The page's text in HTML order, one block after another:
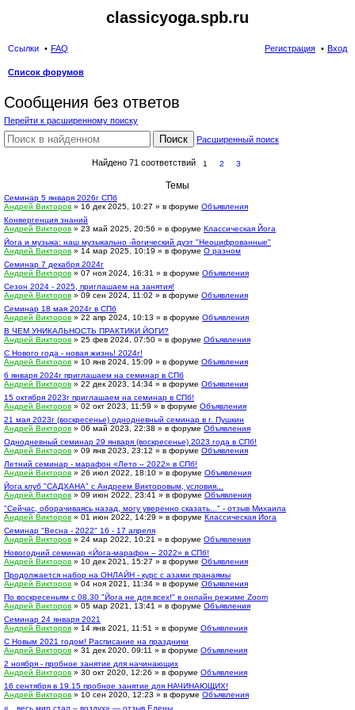
classicyoga.spb.ru
Ссылки FAQ Вход
Регистрация
Список форумов
Сообщения без ответов
Перейти к расширенному поиску
Поиск Расширенный поиск
Найдено 71 соответствий 1 2 3
Темы
Семинар 5 января 2026г СПб
Андрей Викторов » 16 дек 2025, 10:27 » в форуме Объявления
Конвергенция знаний
Андрей Викторов » 23 май 2025, 20:56 » в форуме Классическая Йога
Йога и музыка: наш музыкально -йогический дуэт "Неоцифрованные"
Андрей Викторов » 14 мар 2025, 10:19 » в форуме О разном
Семинар 7 декабря 2024г
Андрей Викторов » 07 ноя 2024, 16:31 » в форуме Объявления
Сезон 2024 - 2025, приглашаем на занятия!
Андрей Викторов » 09 сен 2024, 11:02 » в форуме Объявления
Семинар 18 мая 2024г в СПб
Андрей Викторов » 22 апр 2024, 10:13 » в форуме Объявления
В ЧЕМ УНИКАЛЬНОСТЬ ПРАКТИКИ ЙОГИ?
Андрей Викторов » 25 фев 2024, 07:50 » в форуме Объявления
С Нового года - новая жизнь! 2024г!
Андрей Викторов » 10 янв 2024, 15:09 » в форуме Объявления
6 января 2024г приглашаем на семинар в СПб
Андрей Викторов » 22 дек 2023, 14:34 » в форуме Объявления
15 октября 2023г приглашаем на семинар в СПб!
Андрей Викторов » 02 окт 2023, 11:59 » в форуме Объявления
21 мая 2023г (воскресенье) однодневный семинар в г. Пушкин
Андрей Викторов » 06 май 2023, 22:38 » в форуме Объявления
Однодневный семинар 29 января (воскресенье) 2023 года в СПб!
Андрей Викторов » 09 янв 2023, 23:12 » в форуме Объявления
Летний семинар - марафон «Лето – 2022» в СПб!
Андрей Викторов » 26 июл 2022, 18:10 » в форуме Объявления
Йога клуб "САДХАНА" с Андреем Викторовым, условия...
Андрей Викторов » 09 июн 2022, 23:41 » в форуме Объявления
"Сейчас, оборачиваясь назад, могу уверенно сказать..." - отзыв Михаила
Андрей Викторов » 01 июн 2022, 14:29 » в форуме Классическая Йога
Семинар "Весна - 2022" 16 - 17 апреля
Андрей Викторов » 24 мар 2022, 10:21 » в форуме Объявления
Новогодний семинар «Йога-марафон – 2022» в СПб!
Андрей Викторов » 10 дек 2021, 15:27 » в форуме Объявления
Продолжается набор на ОНЛАЙН - курс с азами пранаямы
Андрей Викторов » 04 ноя 2021, 11:34 » в форуме Объявления
По воскресеньям с 08.30 "Йога не для всех!" в онлайн режиме Zoom
Андрей Викторов » 05 мар 2021, 13:41 » в форуме Объявления
Семинар 24 января 2021
Андрей Викторов » 14 янв 2021, 11:51 » в форуме Объявления
С Новым 2021 годом! Расписание на праздники
Андрей Викторов » 31 дек 2020, 09:11 » в форуме Объявления
2 ноября - пробное занятие для начинающих
Андрей Викторов » 30 окт 2020, 12:26 » в форуме Объявления
16 сентября в 19.15 пробное занятие для НАЧИНАЮЩИХ!
Андрей Викторов » 10 сен 2020, 12:23 » в форуме Объявления
«…весь мир стал – воздух» — отзыв Елены